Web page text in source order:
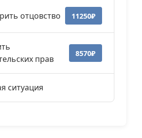
отцовство 11250₽
прав
8570₽
ситуация